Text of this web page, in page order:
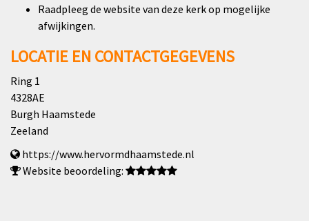
Raadpleeg de website van deze kerk op mogelijke
afwijkingen.
LOCATIE EN CONTACTGEGEVENS
Ring 1
4328AE
Burgh Haamstede
Zeeland
https://www.hervormdhaamstede.nl
Website beoordeling: